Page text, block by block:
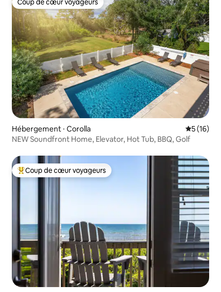
Coup de cœur voyageurs
Coup de cœur voyageurs
Hébergement ⋅ Corolla
5 (16)
NEW Soundfront Home, Elevator, Hot Tub, BBQ, Golf
Coups de cœur voyageurs les plus appréciés
Coup de cœur voyageurs